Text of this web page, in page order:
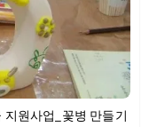
원사업_꽃병 만들기